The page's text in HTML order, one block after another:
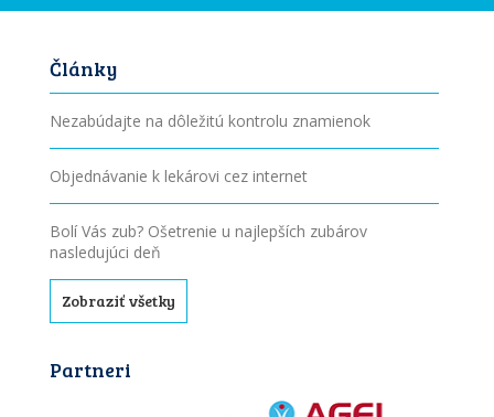
Články
Nezabúdajte na dôležitú kontrolu znamienok
Objednávanie k lekárovi cez internet
Bolí Vás zub? Ošetrenie u najlepších zubárov
nasledujúci deň
Zobraziť všetky
Partneri